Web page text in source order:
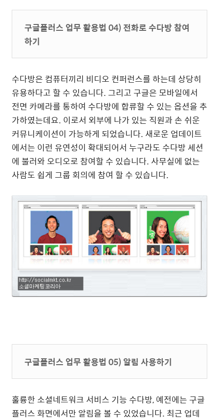
구글플러스 업무 활용법 04) 전화로 수다방 참여
하기
수다방은 컴퓨터끼리 비디오 컨퍼런스를 하는데 상당히
유용하다고 할 수 있습니다. 그리고 구글은 모바일에서
전면 카메라를 통하여 수다방에 합류할 수 있는 옵션을 추
가하였는데요. 이로서 외부에 나가 있는 직원과 손 쉬운
커뮤니케이션이 가능하게 되었습니다. 새로운 업데이트
에서는 이런 유연성이 확대되어서 누구라도 수다방 세션
에 불러와 오디오로 참여할 수 있습니다. 사무실에 없는
사람도 쉽게 그룹 회의에 참여 할 수 있습니다.
구글플러스 업무 활용법 05) 알림 사용하기
훌륭한 소셜네트워크 서비스 기능 수다방, 예전에는 구글
플러스 화면에서만 알림을 볼 수 있었습니다. 최근 업데